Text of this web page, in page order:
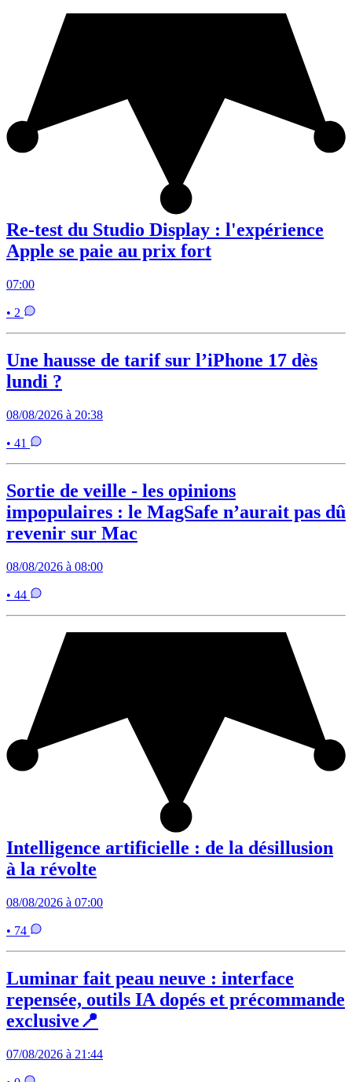
Re-test du Studio Display : l'expérience
Apple se paie au prix fort
07:00
• 2
Une hausse de tarif sur l’iPhone 17 dès
lundi ?
08/08/2026 à 20:38
• 41
Sortie de veille - les opinions
impopulaires : le MagSafe n’aurait pas dû
revenir sur Mac
08/08/2026 à 08:00
• 44
Intelligence artificielle : de la désillusion
à la révolte
08/08/2026 à 07:00
• 74
Luminar fait peau neuve : interface
repensée, outils IA dopés et précommande
exclusive📍
07/08/2026 à 21:44